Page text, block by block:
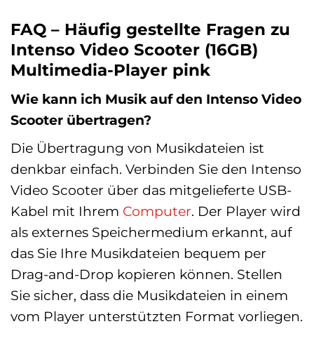
FAQ – Häufig gestellte Fragen zu
Intenso Video Scooter (16GB)
Multimedia-Player pink
Wie kann ich Musik auf den Intenso Video
Scooter übertragen?
Die Übertragung von Musikdateien ist
denkbar einfach. Verbinden Sie den Intenso
Video Scooter über das mitgelieferte USB-
Kabel mit Ihrem Computer. Der Player wird
als externes Speichermedium erkannt, auf
das Sie Ihre Musikdateien bequem per
Drag-and-Drop kopieren können. Stellen
Sie sicher, dass die Musikdateien in einem
vom Player unterstützten Format vorliegen.